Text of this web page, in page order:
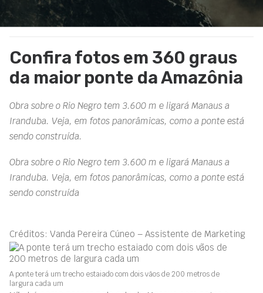
Confira fotos em 360 graus
da maior ponte da Amazônia
Obra sobre o Rio Negro tem 3.600 m e ligará Manaus a
Iranduba. Veja, em fotos panorâmicas, como a ponte está
sendo construída.
Obra sobre o Rio Negro tem 3.600 m e ligará Manaus a
Iranduba. Veja, em fotos panorâmicas, como a ponte está
sendo construída
Créditos: Vanda Pereira Cúneo – Assistente de Marketing
A ponte terá um trecho estaiado com dois vãos de 200 metros de
largura cada um